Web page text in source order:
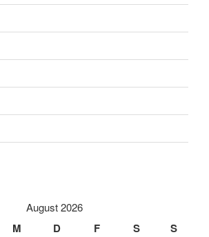
August 2026
M D F S S